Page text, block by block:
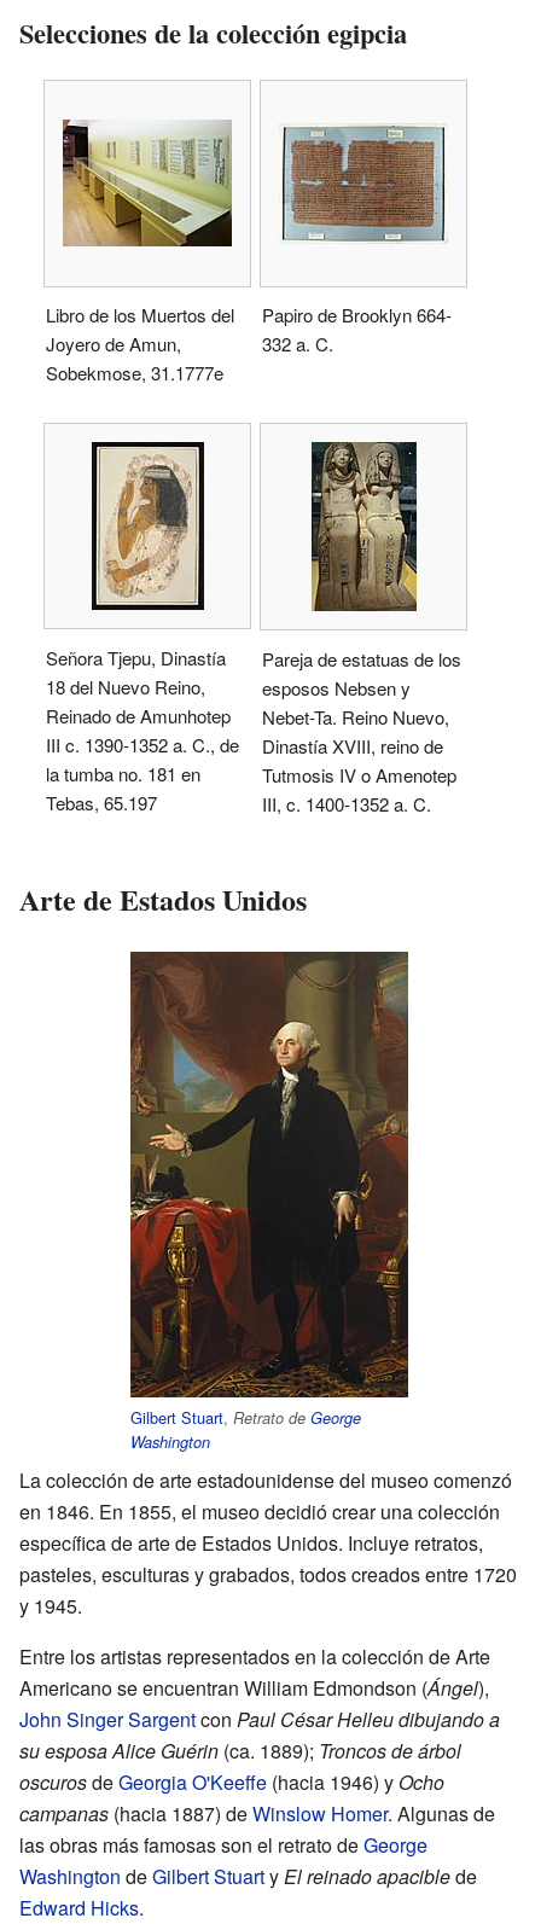
Selecciones de la colección egipcia
Libro de los Muertos del
Joyero de Amun,
Sobekmose, 31.1777e
Papiro de Brooklyn 664-
332 a. C.
Señora Tjepu, Dinastía
18 del Nuevo Reino,
Reinado de Amunhotep
III c. 1390-1352 a. C., de
la tumba no. 181 en
Tebas, 65.197
Pareja de estatuas de los
esposos Nebsen y
Nebet-Ta. Reino Nuevo,
Dinastía XVIII, reino de
Tutmosis IV o Amenotep
III, c. 1400-1352 a. C.
Arte de Estados Unidos
Gilbert Stuart, Retrato de George
Washington
La colección de arte estadounidense del museo comenzó
en 1846. En 1855, el museo decidió crear una colección
específica de arte de Estados Unidos. Incluye retratos,
pasteles, esculturas y grabados, todos creados entre 1720
y 1945.
Entre los artistas representados en la colección de Arte
Americano se encuentran William Edmondson (Ángel),
John Singer Sargentcon Paul César Helleu dibujando a
su esposa Alice Guérin (ca. 1889); Troncos de árbol
oscurosdeGeorgia O'Keeffe (hacia 1946) y Ocho
campanas (hacia 1887) deWinslow Homer. Algunas de
las obras más famosas son el retrato deGeorge
Washington deGilbert StuartyEl reinado apaciblede
Edward Hicks.